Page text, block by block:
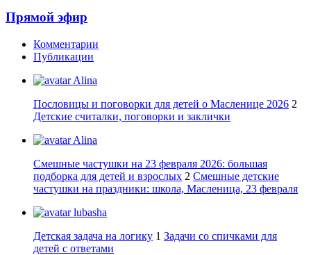
Прямой эфир
Комментарии
Публикации
Alina
Пословицы и поговорки для детей о Масленице 2026 2
Детские считалки, поговорки и заклички
Alina
Смешные частушки на 23 февраля 2026: большая
подборка для детей и взрослых 2 Смешные детские
частушки на праздники: школа, Масленица, 23 февраля
lubasha
Детская задача на логику 1 Задачи со спичками для
детей с ответами